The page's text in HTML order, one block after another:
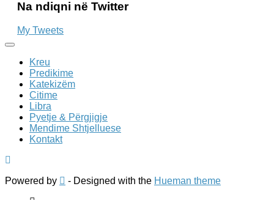
Na ndiqni në Twitter
My Tweets
Kreu
Predikime
Katekizëm
Citime
Libra
Pyetje & Përgjigje
Mendime Shtjelluese
Kontakt
Powered by - Designed with the Hueman theme